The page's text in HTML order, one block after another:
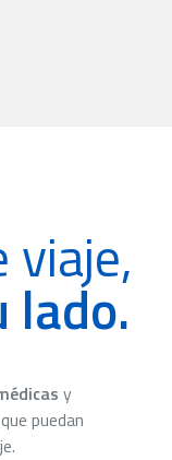
viaje,
lado.
y
que puedan